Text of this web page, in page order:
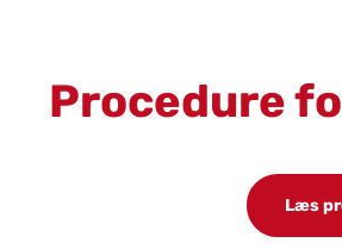
Pro­ce­du­re
Læs